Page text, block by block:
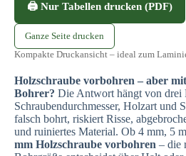
🖨️ Nur Tabellen drucken (PDF)
Ganze Seite drucken
Kompakte Druckansicht – ideal zum
Holzschraube vorbohren – aber
Bohrer? Die Antwort hängt von drei
Schraubendurchmesser, Holzart und
falsch bohrt, riskiert Risse,
und ruiniertes Material. Ob 4 mm, 5
mm Holzschraube vorbohren – die